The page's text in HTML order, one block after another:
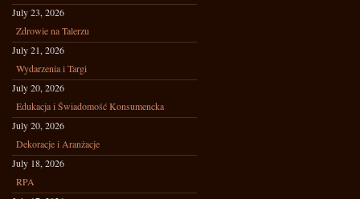
July 23, 2026
Zdrowie na Talerzu
July 21, 2026
Wydarzenia i Targi
July 20, 2026
Edukacja i Świadomość Konsumencka
July 20, 2026
Dekoracje i Aranżacje
July 18, 2026
RPA